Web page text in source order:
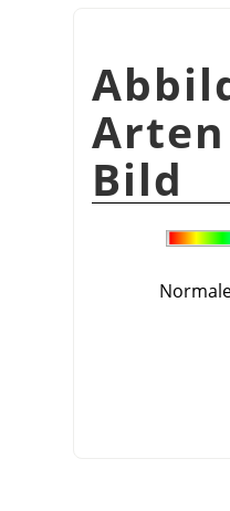
Bild